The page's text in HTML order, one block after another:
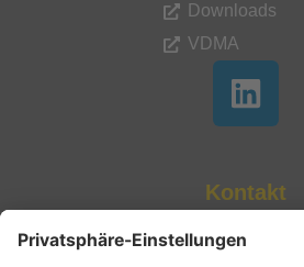
Downloads
VDMA
Kontakt
fvb@vdma.org